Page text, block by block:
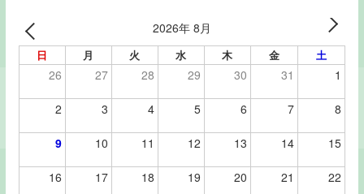
2026年 8月
日 月 火 水 木 金 土
26 27 28 29 30 31 1
2 3 4 5 6 7 8
9 10 11 12 13 14 15
16 17 18 19 20 21 22